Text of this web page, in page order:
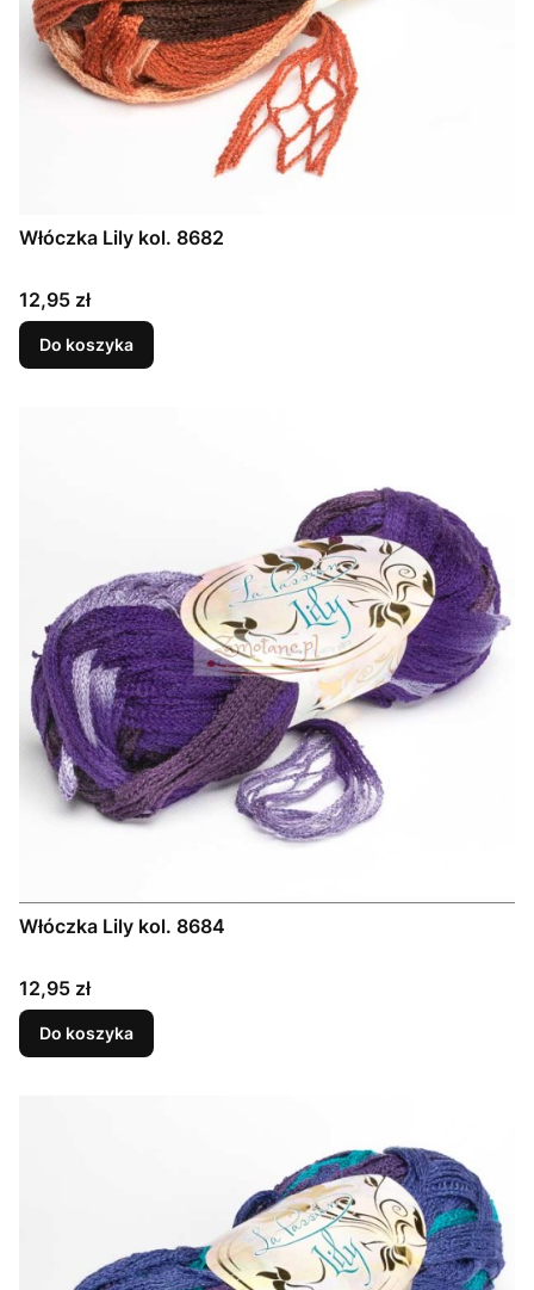
Włóczka Lily kol. 8682
Cena
12,95 zł
Do koszyka
Włóczka Lily kol. 8684
Cena
12,95 zł
Do koszyka